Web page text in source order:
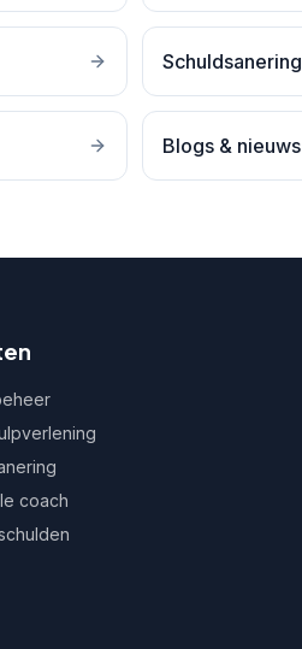
Schuldsanering
Blogs & nieuws
coach